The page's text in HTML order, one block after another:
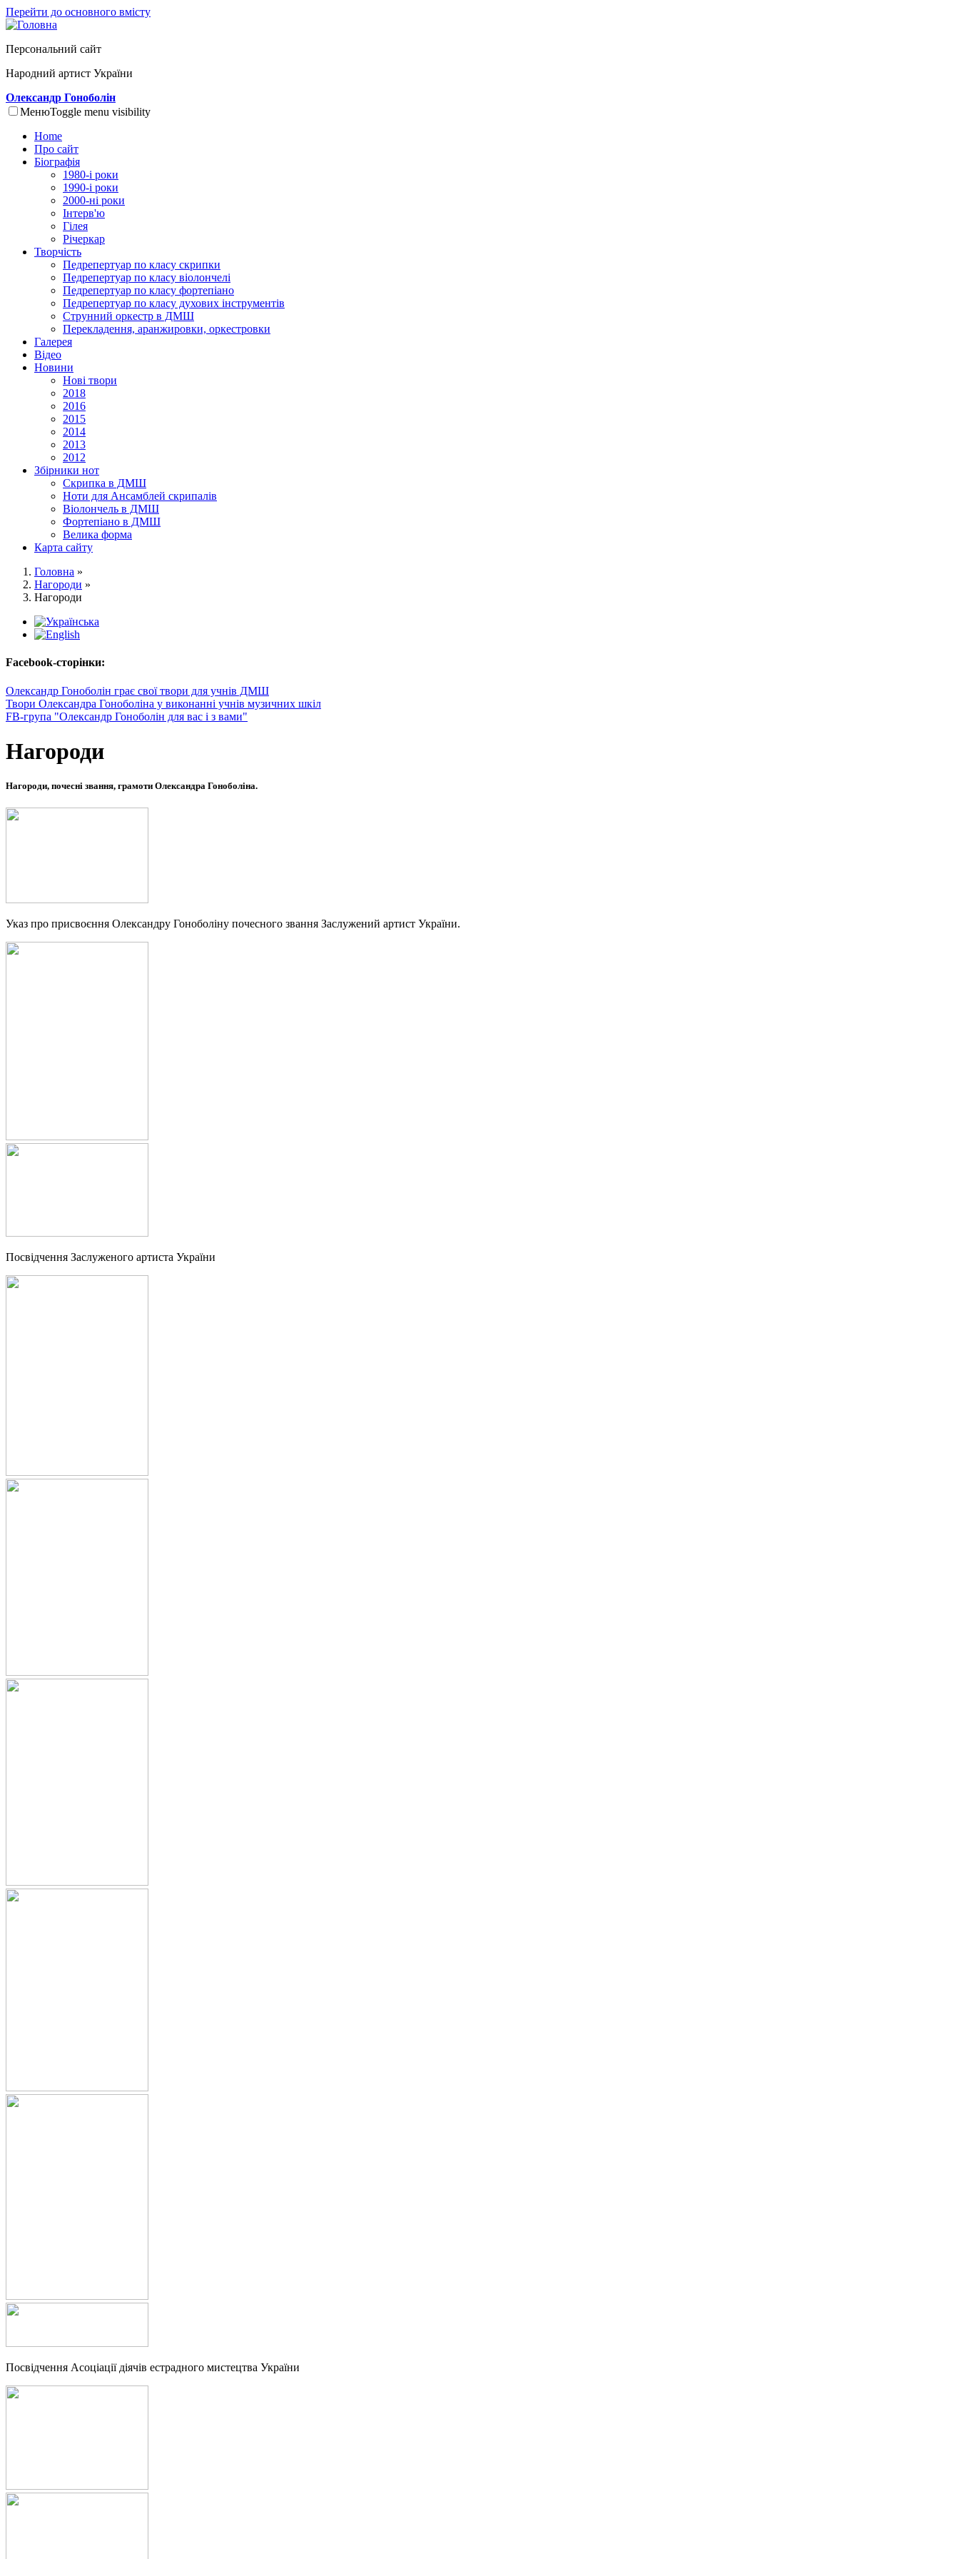
Перейти до основного вмісту
Персональний сайт
Народний артист України
Олександр Гоноболін
МенюToggle menu visibility
Home
Про сайт
Біографія
1980-і роки
1990-і роки
2000-ні роки
Інтерв'ю
Гілея
Річеркар
Творчість
Педрепертуар по класу скрипки
Педрепертуар по класу віолончелі
Педрепертуар по класу фортепіано
Педрепертуар по класу духових інструментів
Струнний оркестр в ДМШ
Перекладення, аранжировки, оркестровки
Галерея
Відео
Новини
Нові твори
2018
2016
2015
2014
2013
2012
Збірники нот
Скрипка в ДМШ
Ноти для Ансамблей скрипалів
Віолончель в ДМШ
Фортепіано в ДМШ
Велика форма
Карта сайту
Головна »
Нагороди »
Нагороди
Facebook-сторінки:
Олександр Гоноболін грає свої твори для учнів ДМШ
Твори Олександра Гоноболіна у виконанні учнів музичних шкіл
FB-група "Олександр Гоноболін для вас і з вами"
Нагороди
Нагороди, почесні звання, грамоти Олександра Гоноболіна.
Указ про присвоєння Олександру Гоноболіну почесного звання Заслужений артист України.
Посвідчення Заслуженого артиста України
Посвідчення Асоціації діячів естрадного мистецтва України